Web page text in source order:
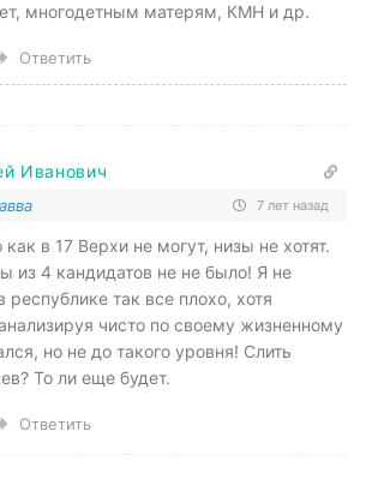
многодетным матерям, КМН и др.
Ответить
Иванович
7 лет назад
в 17 Верхи не могут, низы не хотят.
из 4 кандидатов не не было! Я не
республике так все плохо, хотя
чисто по своему жизненному
но не до такого уровня! Слить
То ли еще будет.
Ответить